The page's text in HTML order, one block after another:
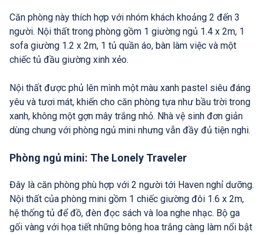
Căn phòng này thích hợp với nhóm khách khoảng 2 đến 3
người. Nội thất trong phòng gồm 1 giường ngủ 1.4 x 2m, 1
sofa giường 1.2 x 2m, 1 tủ quần áo, bàn làm việc và một
chiếc tủ đầu giường xinh xẻo.
Nội thất được phủ lên mình một màu xanh pastel siêu đáng
yêu và tươi mát, khiến cho căn phòng tựa như bầu trời trong
xanh, không một gợn mây trắng nhỏ. Nhà vệ sinh đơn giản
dùng chung với phòng ngủ mini nhưng vẫn đầy đủ tiện nghi.
Phòng ngủ mini: The Lonely Traveler
Đây là căn phòng phù hợp với 2 người tới Haven nghỉ dưỡng.
Nội thất của phòng mini gồm 1 chiếc giường đôi 1.6 x 2m,
hệ thống tủ để đồ, đèn đọc sách và loa nghe nhạc. Bộ ga
gối vàng với họa tiết những bông hoa trắng càng làm nổi bật